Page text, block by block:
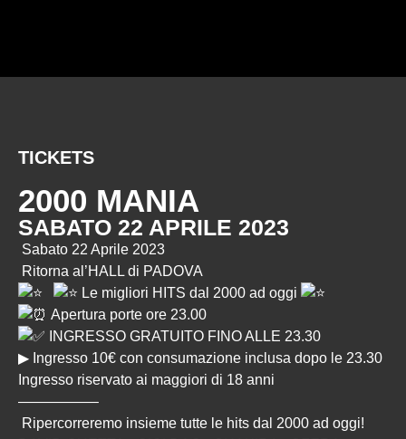
2000 MANIA
SABATO 22 APRILE 2023
Sabato 22 Aprile 2023
Ritorna al’HALL di PADOVA
Le migliori HITS dal 2000 ad oggi
Apertura porte ore 23.00
INGRESSO GRATUITO FINO ALLE 23.30
▶︎ Ingresso 10€ con consumazione inclusa dopo le 23.30
Ingresso riservato ai maggiori di 18 anni
—————–
Ripercorreremo insieme tutte le hits dal 2000 ad oggi!
TICKETS